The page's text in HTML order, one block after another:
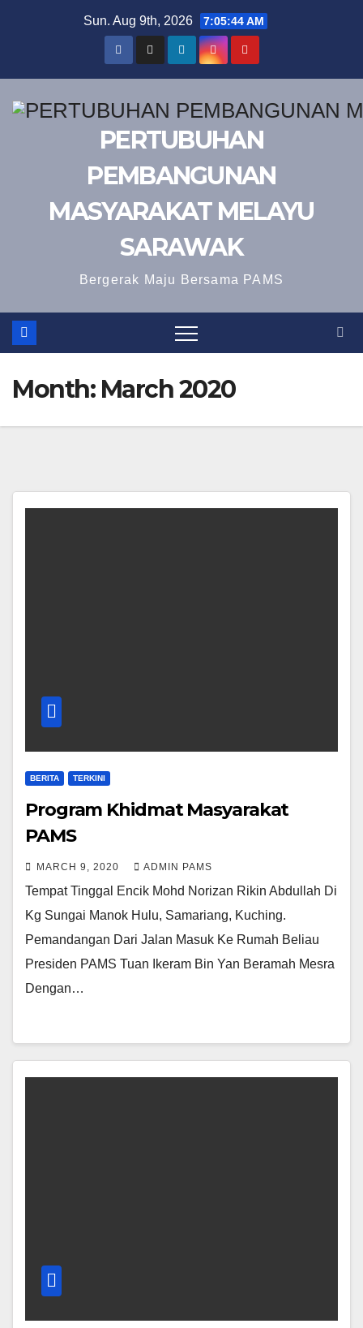
Sun. Aug 9th, 2026 7:05:45 AM
PERTUBUHAN
PEMBANGUNAN
MASYARAKAT MELAYU
SARAWAK
Bergerak Maju Bersama PAMS
Month: March 2020
BERITA TERKINI
Program Khidmat Masyarakat
PAMS
MARCH 9, 2020 ADMIN PAMS
Tempat Tinggal Encik Mohd Norizan Rikin Abdullah Di
Kg Sungai Manok Hulu, Samariang, Kuching.
Pemandangan Dari Jalan Masuk Ke Rumah Beliau
Presiden PAMS Tuan Ikeram Bin Yan Beramah Mesra
Dengan…